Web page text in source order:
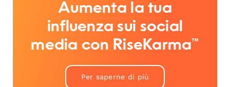
Aumenta la tua
influenza sui social
media con RiseKarma™
Per saperne di più